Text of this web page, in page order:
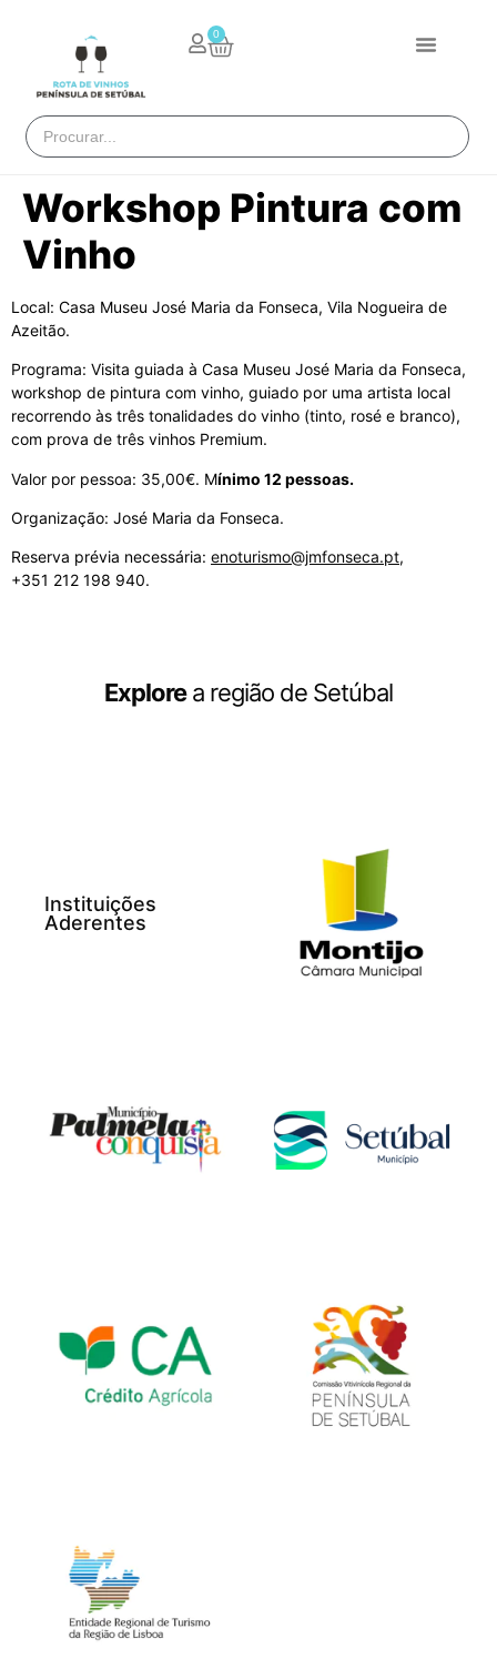
0
Workshop Pintura com
Vinho
Local: Casa Museu José Maria da Fonseca, Vila Nogueira de
Azeitão.
Programa: Visita guiada à Casa Museu José Maria da Fonseca,
workshop de pintura com vinho, guiado por uma artista local
recorrendo às três tonalidades do vinho (tinto, rosé e branco),
com prova de três vinhos Premium.
Valor por pessoa: 35,00€. Mínimo 12 pessoas.
Organização: José Maria da Fonseca.
Reserva prévia necessária: enoturismo@jmfonseca.pt,
+351 212 198 940.
Explorea região de Setúbal
Instituições
Aderentes